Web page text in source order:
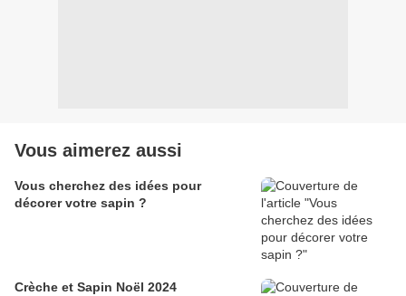
Vous aimerez aussi
Vous cherchez des idées pour
décorer votre sapin ?
Crèche et Sapin Noël 2024